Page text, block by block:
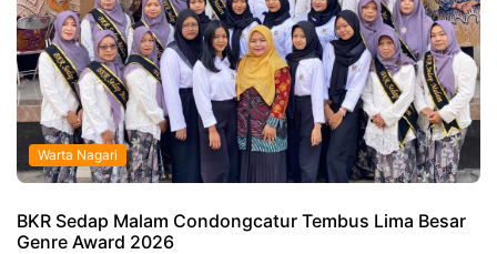
Warta Nagari
BKR Sedap Malam Condongcatur Tembus Lima Besar
Genre Award 2026